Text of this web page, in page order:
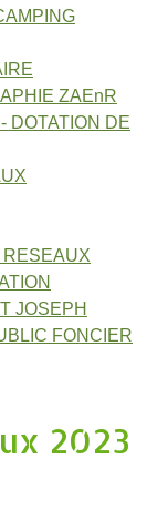
ZAEnR
DOTATION DE
JOSEPH
FONCIER
2023